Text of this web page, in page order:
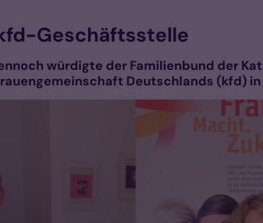
Geschäftsstelle
würdigte der Familienbund der
Deutschlands (kfd)